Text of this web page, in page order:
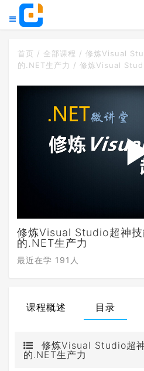
首页 / 全部课程 / 修炼Visual
的.NET生产力 / 修炼Visual
修炼Visual Studio超神
的.NET生产力
最近在学 191人
课程概述 目录
修炼Visual Studio超
的.NET生产力